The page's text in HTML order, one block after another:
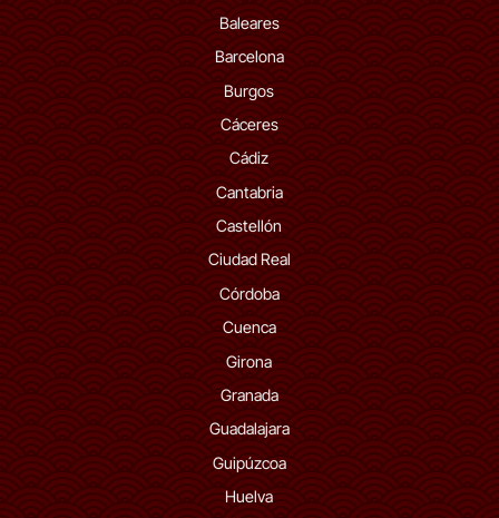
Baleares
Barcelona
Burgos
Cáceres
Cádiz
Cantabria
Castellón
Ciudad Real
Córdoba
Cuenca
Girona
Granada
Guadalajara
Guipúzcoa
Huelva